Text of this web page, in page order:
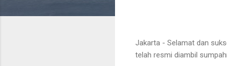
Jakarta - Selamat dan
telah resmi diambil